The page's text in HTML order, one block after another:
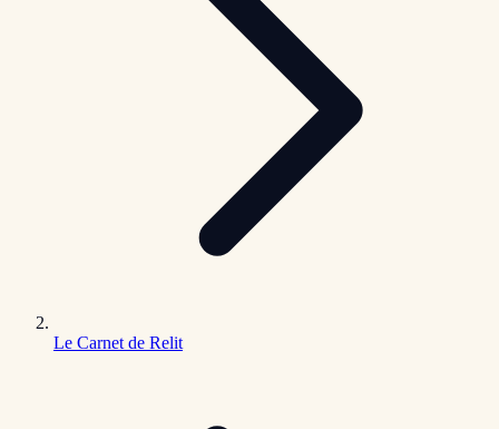
Le Carnet de Relit